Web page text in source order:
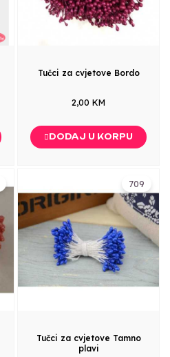
Tučci za cvjetove Bordo
2,00 KM
DODAJ U KORPU
709
Tučci za cvjetove Tamno
plavi